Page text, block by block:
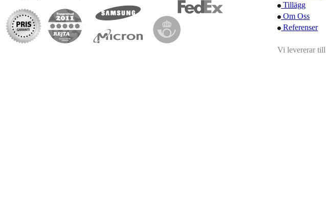
Tillägg
Om Oss
Referenser
Vi levererar till